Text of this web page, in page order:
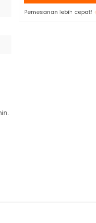
Pemesanan lebih cepat!